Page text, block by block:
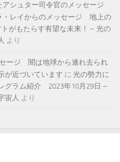
アシュター司令官のメッセージ
・レイからのメッセージ 地上の
がもたらす有望な未来！ – 光の
より
ージ 闇は地球から連れ去られ
が近づいています に 光の勢力に
グラム紹介 2023年10月29日 –
宙人 より